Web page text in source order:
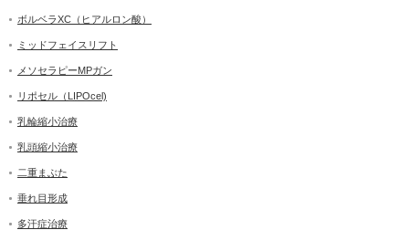
ボルベラXC（ヒアルロン酸）
ミッドフェイスリフト
メソセラピーMPガン
リポセル（LIPOcel)
乳輪縮小治療
乳頭縮小治療
二重まぶた
垂れ目形成
多汗症治療